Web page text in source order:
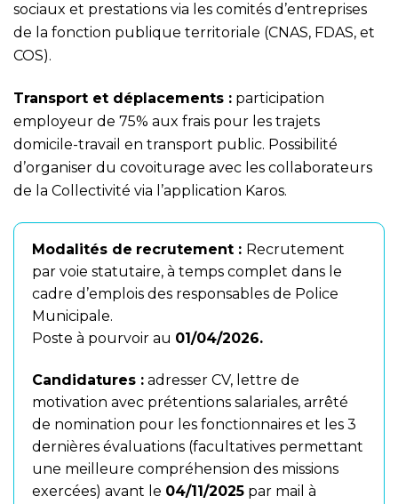
sociaux et prestations via les comités d’entreprises
de la fonction publique territoriale (CNAS, FDAS, et
COS).
Transport et déplacements : participation
employeur de 75% aux frais pour les trajets
domicile-travail en transport public. Possibilité
d’organiser du covoiturage avec les collaborateurs
de la Collectivité via l’application Karos.
Modalités de recrutement : Recrutement
par voie statutaire, à temps complet dans le
cadre d’emplois des responsables de Police
Municipale.
Poste à pourvoir au 01/04/2026.
Candidatures : adresser CV, lettre de
motivation avec prétentions salariales, arrêté
de nomination pour les fonctionnaires et les 3
dernières évaluations (facultatives permettant
une meilleure compréhension des missions
exercées) avant le 04/11/2025 par mail à